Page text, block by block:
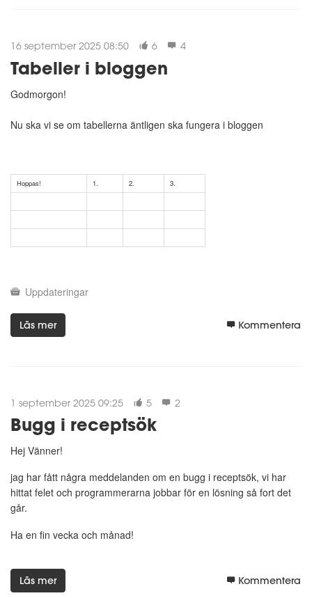
16 september 2025 08:50 6 4
Tabeller i bloggen
Godmorgon!
Nu ska vi se om tabellerna äntligen ska fungera i bloggen
Hoppas! 1. 2. 3.
Uppdateringar
Läs mer Kommentera
1 september 2025 09:25 5 2
Bugg i receptsök
Hej Vänner!
jag har fått några meddelanden om en bugg i receptsök, vi har
hittat felet och programmerarna jobbar för en lösning så fort det
går.
Ha en fin vecka och månad!
Läs mer Kommentera